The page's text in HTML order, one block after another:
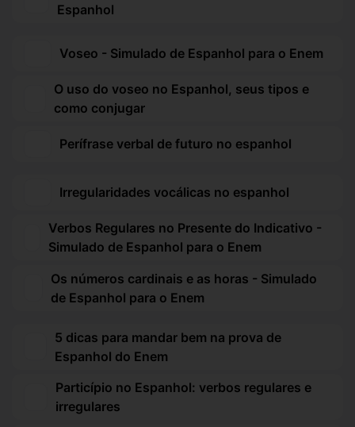
Espanhol
Voseo - Simulado de Espanhol para o Enem
O uso do voseo no Espanhol, seus tipos e
como conjugar
Perífrase verbal de futuro no espanhol
Irregularidades vocálicas no espanhol
Verbos Regulares no Presente do Indicativo -
Simulado de Espanhol para o Enem
Os números cardinais e as horas - Simulado
de Espanhol para o Enem
5 dicas para mandar bem na prova de
Espanhol do Enem
Particípio no Espanhol: verbos regulares e
irregulares